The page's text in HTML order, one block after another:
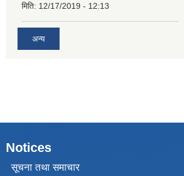
मिति: 12/17/2019 - 12:13
अन्य
Notices
सूचना तथा समाचार